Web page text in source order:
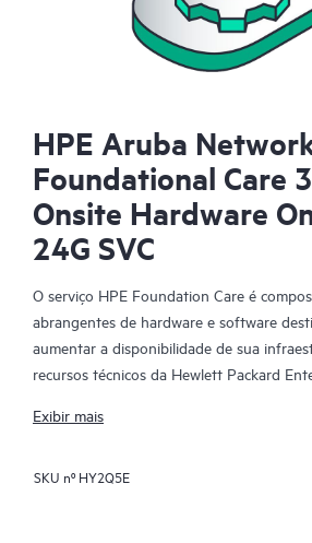
HPE Aruba
Foundational Care
Onsite Hardware
24G SVC
O serviço HPE Foundation Care é
abrangentes de hardware e software
aumentar a disponibilidade de sua
recursos técnicos da Hewlett Packard
ajudá-lo a resolver problemas de
Exibir mais
SKU nº HY2Q5E